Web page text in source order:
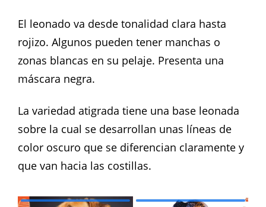
El leonado va desde tonalidad clara hasta
rojizo. Algunos pueden tener manchas o
zonas blancas en su pelaje. Presenta una
máscara negra.
La variedad atigrada tiene una base leonada
sobre la cual se desarrollan unas líneas de
color oscuro que se diferencian claramente y
que van hacia las costillas.